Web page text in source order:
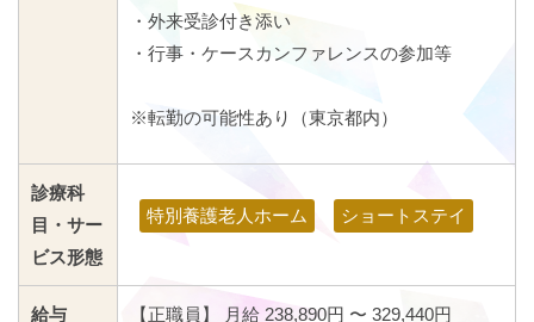
・外来受診付き添い
・行事・ケースカンファレンスの参加等
※転勤の可能性あり（東京都内）
診療科
目・サー
ビス形態
特別養護老人ホーム ショートステイ
給与 【正職員】 月給 238,890円 〜 329,440円